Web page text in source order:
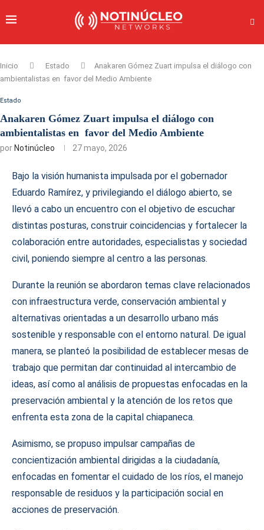
Inicio Estado
Anakaren Gómez Zuart impulsa el diálogo con
ambientalistas en favor del Medio Ambiente
Estado
Anakaren Gómez Zuart impulsa el diálogo con
ambientalistas en favor del Medio Ambiente
por Notinúcleo 27 mayo, 2026
Bajo la visión humanista impulsada por el gobernador
Eduardo Ramírez, y privilegiando el diálogo abierto, se
llevó a cabo un encuentro con el objetivo de escuchar
distintas posturas, construir coincidencias y fortalecer la
colaboración entre autoridades, especialistas y sociedad
civil, poniendo siempre al centro a las personas.
Durante la reunión se abordaron temas clave relacionados
con infraestructura verde, conservación ambiental y
alternativas orientadas a un desarrollo urbano más
sostenible y responsable con el entorno natural. De igual
manera, se planteó la posibilidad de establecer mesas de
trabajo que permitan dar continuidad al intercambio de
ideas, así como al análisis de propuestas enfocadas en la
preservación ambiental y la atención de los retos que
enfrenta esta zona de la capital chiapaneca.
Asimismo, se propuso impulsar campañas de
concientización ambiental dirigidas a la ciudadanía,
enfocadas en fomentar el cuidado de los ríos, el manejo
responsable de residuos y la participación social en
acciones de preservación.